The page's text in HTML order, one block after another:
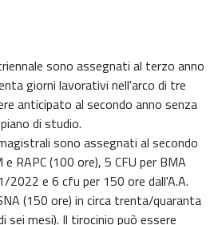
sono assegnati al terzo anno
giorni lavorativi nell'arco di tre
anticipato al secondo anno senza
di studio.
sono assegnati al secondo
RAPC (100 ore), 5 CFU per BMA
2022 e 6 cfu per 150 ore dall'A.A.
(150 ore) in circa trenta/quaranta
sei mesi). Il tirocinio può essere